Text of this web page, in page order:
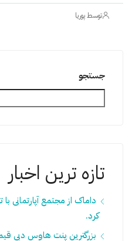
توسط پوریا
جستجو
تازه ترین اخبار
کرد.